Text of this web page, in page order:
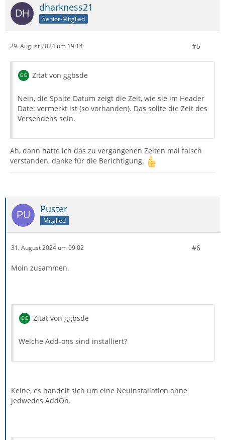
dharkness21
Senior-Mitglied
29. August 2024 um 19:14 #5
Zitat von ggbsde
Nein, die Spalte Datum zeigt die Zeit, wie sie im Header
Date: vermerkt ist (so vorhanden). Das sollte die Zeit des
Versendens sein.
Ah, dann hatte ich das zu vergangenen Zeiten mal falsch
verstanden, danke für die Berichtigung.
Puster
Mitglied
31. August 2024 um 09:02 #6
Moin zusammen.
Zitat von ggbsde
Welche Add-ons sind installiert?
Keine, es handelt sich um eine Neuinstallation ohne
jedwedes AddOn.